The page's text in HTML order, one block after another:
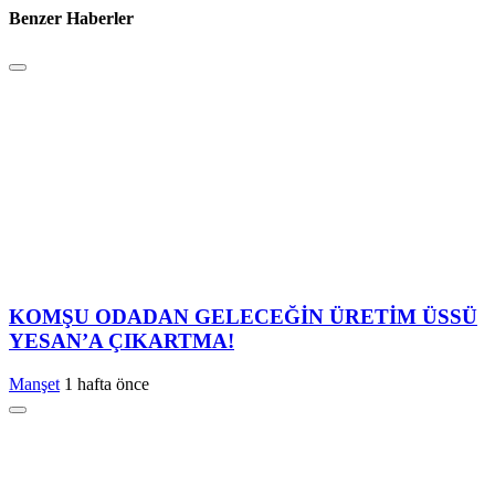
Benzer Haberler
KOMŞU ODADAN GELECEĞİN ÜRETİM ÜSSÜ
YESAN’A ÇIKARTMA!
Manşet 1 hafta önce